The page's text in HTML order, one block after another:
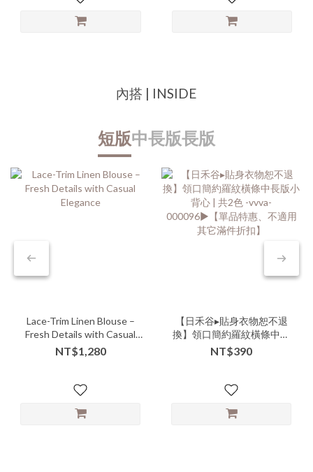
內搭 | INSIDE
短版中長版長版
Lace-Trim Linen Blouse –
Fresh Details with Casual
Elegance
NT$1,280
【日禾谷▸貼身衣物恕不退
換】領口簡約羅紋橫條中長
版小背心 | 共2色 -vvva-
000096▶【單品特惠、不適
NT$390